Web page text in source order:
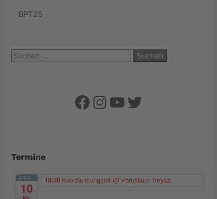
BPT25
Suchen
nach:
Facebook
Instagram
YouTube
Twitter
Termine
AUG.
10
Mo.
18:30 Koordinierungsrat @ Parteibüro Treysa